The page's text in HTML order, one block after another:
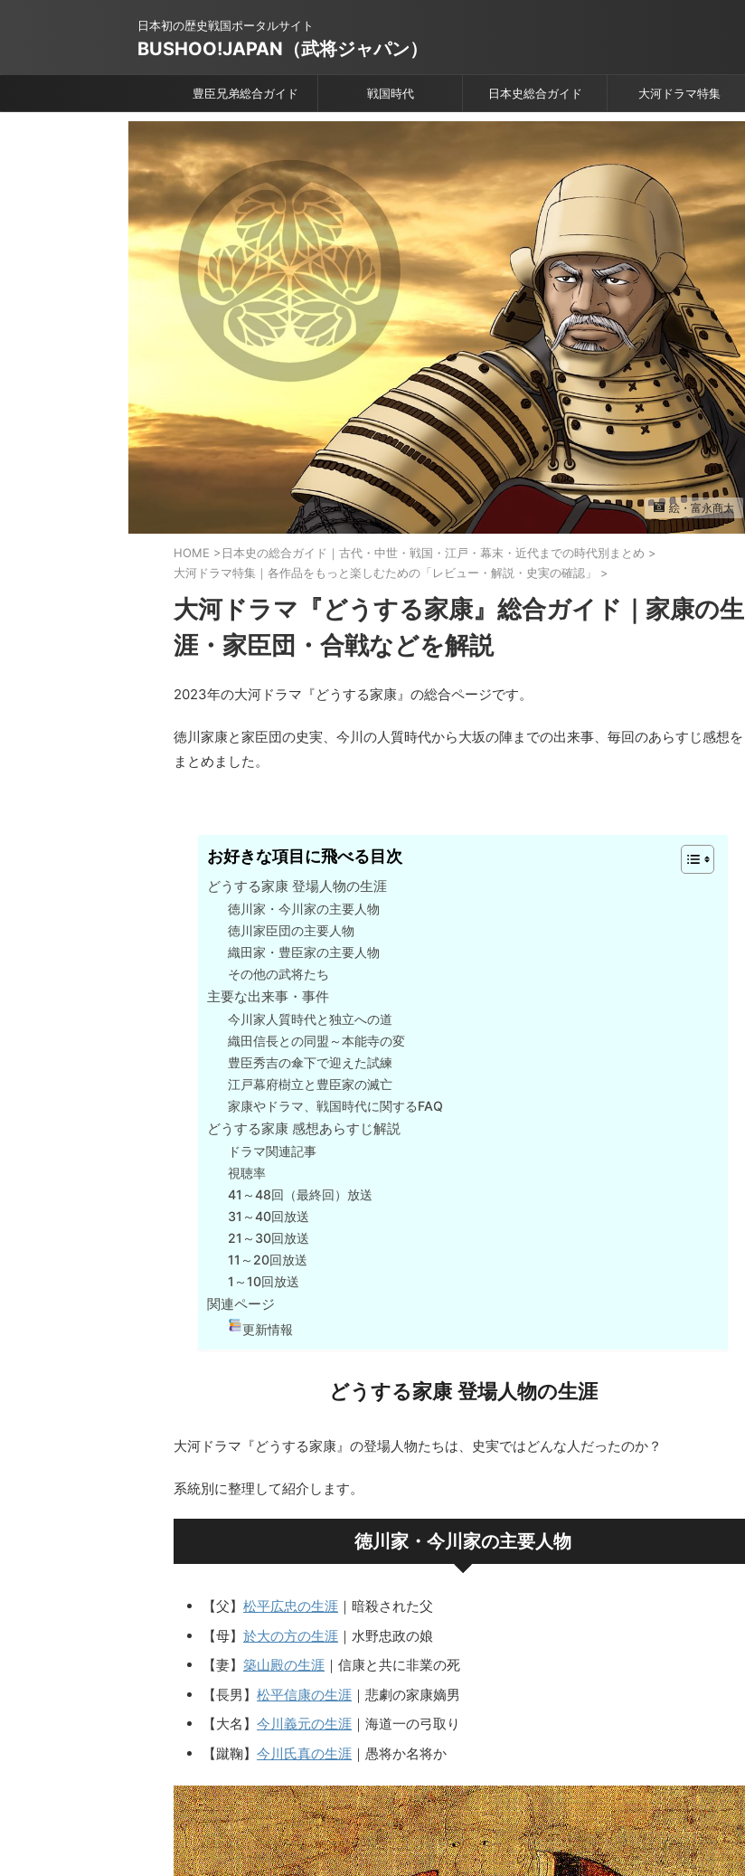
日本初の歴史戦国ポータルサイト
BUSHOO!JAPAN（武将ジャパン）
豊臣兄弟総合ガイド 戦国時代 日本史総合ガイド 大河ドラマ特集
絵・富永商太
HOME >日本史の総合ガイド｜古代・中世・戦国・江戸・幕末・近代までの時代別まとめ >
大河ドラマ特集｜各作品をもっと楽しむための「レビュー・解説・史実の確認」
>
大河ドラマ『どうする家康』総合ガイド｜家康の生
涯・家臣団・合戦などを解説
2023年の大河ドラマ『どうする家康』の総合ページです。
徳川家康と家臣団の史実、今川の人質時代から大坂の陣までの出来事、毎回のあらすじ感想を
まとめました。
お好きな項目に飛べる目次
どうする家康 登場人物の生涯
徳川家・今川家の主要人物
徳川家臣団の主要人物
織田家・豊臣家の主要人物
その他の武将たち
主要な出来事・事件
今川家人質時代と独立への道
織田信長との同盟～本能寺の変
豊臣秀吉の傘下で迎えた試練
江戸幕府樹立と豊臣家の滅亡
家康やドラマ、戦国時代に関するFAQ
どうする家康 感想あらすじ解説
ドラマ関連記事
視聴率
41～48回（最終回）放送
31～40回放送
21～30回放送
11～20回放送
1～10回放送
関連ページ
更新情報
どうする家康 登場人物の生涯
大河ドラマ『どうする家康』の登場人物たちは、史実ではどんな人だったのか？
系統別に整理して紹介します。
徳川家・今川家の主要人物
【父】 松平広忠の生涯 ｜暗殺された父
【母】 於大の方の生涯 ｜水野忠政の娘
【妻】 築山殿の生涯 ｜信康と共に非業の死
【長男】 松平信康の生涯 ｜悲劇の家康嫡男
【大名】 今川義元の生涯 ｜海道一の弓取り
【蹴鞠】 今川氏真の生涯 ｜愚将か名将か